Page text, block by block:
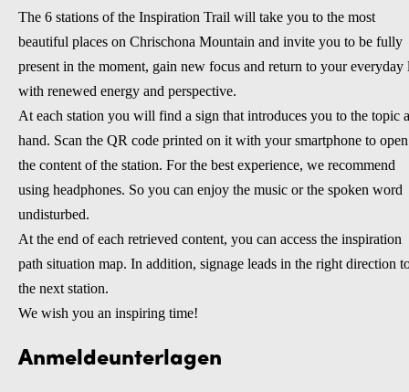
The 6 stations of the Inspiration Trail will take you to the most
beautiful places on Chrischona Mountain and invite you to be fully
present in the moment, gain new focus and return to your everyday
with renewed energy and perspective.
At each station you will find a sign that introduces you to the topic
hand. Scan the QR code printed on it with your smartphone to open
the content of the station. For the best experience, we recommend
using headphones. So you can enjoy the music or the spoken word
undisturbed.
At the end of each retrieved content, you can access the inspiration
path situation map. In addition, signage leads in the right direction
the next station.
We wish you an inspiring time!
Anmeldeunterlagen